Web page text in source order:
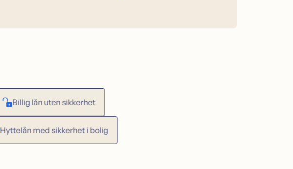
Billig lån uten sikkerhet
Hyttelån med sikkerhet i bolig